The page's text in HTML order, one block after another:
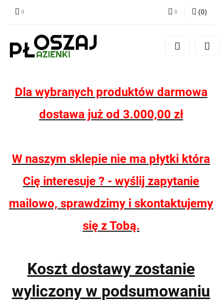
(0)
Dla wybranych produktów darmowa
dostawa już od 3.000,00 zł
W naszym sklepie nie ma płytki która
Cię interesuje ? - wyślij zapytanie
mailowo, sprawdzimy i skontaktujemy
się z Tobą.
Koszt dostawy zostanie
wyliczony w podsumowaniu